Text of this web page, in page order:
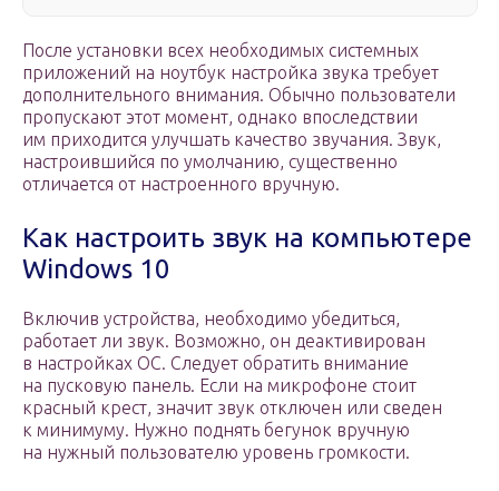
После установки всех необходимых системных
приложений на ноутбук настройка звука требует
дополнительного внимания. Обычно пользователи
пропускают этот момент, однако впоследствии
им приходится улучшать качество звучания. Звук,
настроившийся по умолчанию, существенно
отличается от настроенного вручную.
Как настроить звук на компьютере
Windows 10
Включив устройства, необходимо убедиться,
работает ли звук. Возможно, он деактивирован
в настройках ОС. Следует обратить внимание
на пусковую панель. Если на микрофоне стоит
красный крест, значит звук отключен или сведен
к минимуму. Нужно поднять бегунок вручную
на нужный пользователю уровень громкости.